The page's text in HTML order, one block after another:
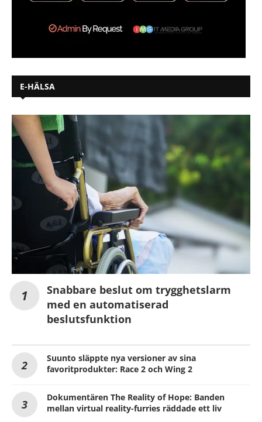
E-HÄLSA
Snabbare beslut om trygghetslarm
med en automatiserad
beslutsfunktion
Suunto släppte nya versioner av sina
favoritprodukter: Race 2 och Wing 2
Dokumentären The Reality of Hope: Banden
mellan virtual reality-furries räddade ett liv